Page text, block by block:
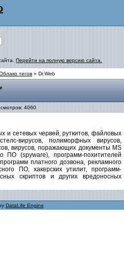
Перейти на полную версию сайта.
тегов » Dr.Web
4060
и сетевых червей, руткитов, файловых
вирусов, полиморфных вирусов,
вирусов, поражающих документы MS
ПО (spyware), программ-похитителей
платного дозвона, рекламного
ПО, хакерских утилит, программ-
скриптов и других вредоносных
DataLife Engine